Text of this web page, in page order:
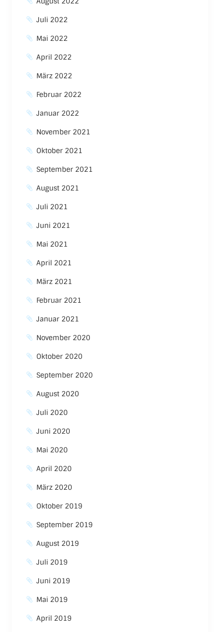
Juli 2022
Mai 2022
April 2022
März 2022
Februar 2022
Januar 2022
November 2021
Oktober 2021
September 2021
August 2021
Juli 2021
Juni 2021
Mai 2021
April 2021
März 2021
Februar 2021
Januar 2021
November 2020
Oktober 2020
September 2020
August 2020
Juli 2020
Juni 2020
Mai 2020
April 2020
März 2020
Oktober 2019
September 2019
August 2019
Juli 2019
Juni 2019
Mai 2019
April 2019